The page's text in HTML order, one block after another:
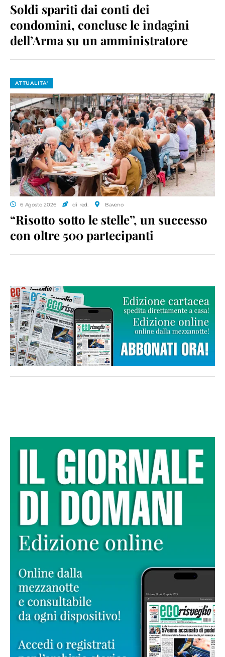
Soldi spariti dai conti dei
condomini, concluse le indagini
dell’Arma su un amministratore
ATTUALITA'
6 Agosto 2026 di red. Baveno
“Risotto sotto le stelle”, un successo
con oltre 500 partecipanti